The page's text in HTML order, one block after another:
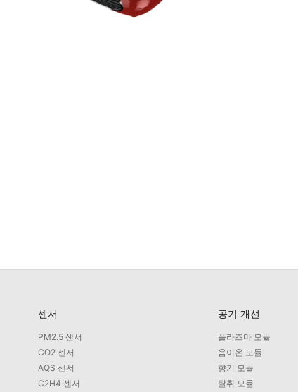
센서
PM2.5 센서
CO2 센서
AQS 센서
C2H4 센서
공기 개선
플라즈마 모듈
음이온 모듈
향기 모듈
탈취 모듈